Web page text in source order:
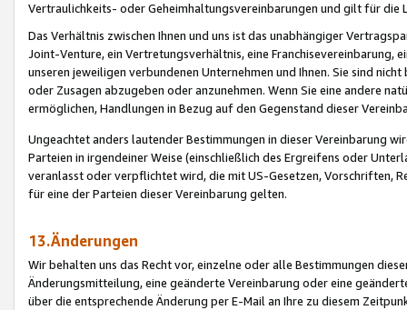
Vertraulichkeits- oder Geheimhaltungsvereinbarungen und gilt für die
Das Verhältnis zwischen Ihnen und uns ist das unabhängiger
Joint-Venture, ein Vertretungsverhältnis, eine Franchisevereinbarung,
unseren jeweiligen verbundenen Unternehmen und Ihnen. Sie sind
oder Zusagen abzugeben oder anzunehmen. Wenn Sie eine andere
ermöglichen, Handlungen in Bezug auf den Gegenstand dieser
Ungeachtet anders lautender Bestimmungen in dieser Vereinbarung
Parteien in irgendeiner Weise (einschließlich des Ergreifens oder
veranlasst oder verpflichtet wird, die mit US-Gesetzen, Vorschriften,
für eine der Parteien dieser Vereinbarung gelten.
13.Änderungen
Wir behalten uns das Recht vor, einzelne oder alle Bestimmungen
Änderungsmitteilung, eine geänderte Vereinbarung oder eine
über die entsprechende Änderung per E-Mail an Ihre zu diesem